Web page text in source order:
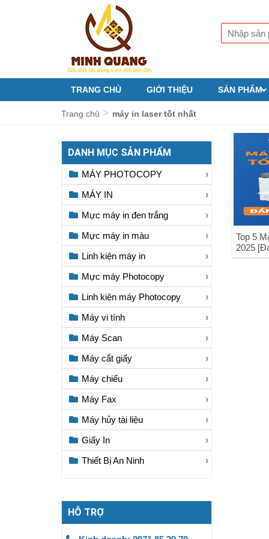
TRANG CHỦ GIỚI THIỆU SẢN PHẨM
Trang chủ > máy in laser tốt nhất
Top 5
2025
DANH MỤC SẢN PHẨM
MÁY PHOTOCOPY
MÁY IN
Mực máy in đen trắng
Mực máy in màu
Linh kiện máy in
Mực máy Photocopy
Linh kiện máy Photocopy
Máy vi tính
Máy Scan
Máy cắt giấy
Máy chiếu
Máy Fax
Máy hủy tài liệu
Giấy In
Thiết Bị An Ninh
HỖ TRỢ